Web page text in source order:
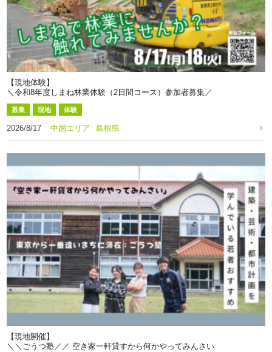
【現地体験】
＼令和8年度しまね林業体験（2日間コース）参加者募集／
募集 現地 体験
2026/8/17 中国エリア 島根県
【現地開催】
＼＼ごうつ塾／／ 空き家一軒貸すから何かやってみんさい